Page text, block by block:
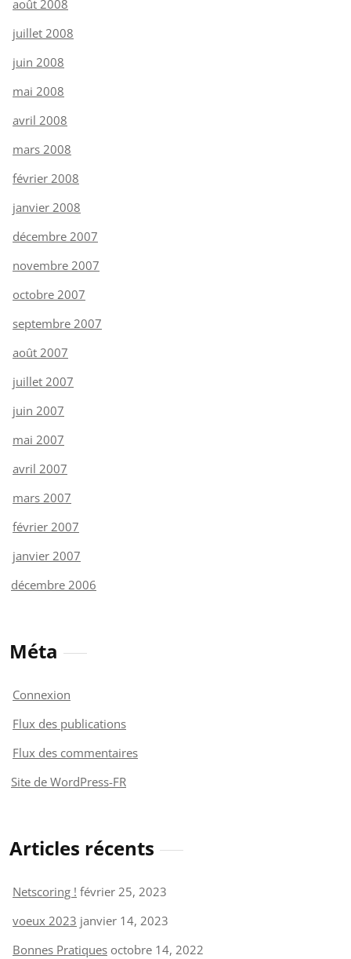
août 2008
juillet 2008
juin 2008
mai 2008
avril 2008
mars 2008
février 2008
janvier 2008
décembre 2007
novembre 2007
octobre 2007
septembre 2007
août 2007
juillet 2007
juin 2007
mai 2007
avril 2007
mars 2007
février 2007
janvier 2007
décembre 2006
Méta
Connexion
Flux des publications
Flux des commentaires
Site de WordPress-FR
Articles récents
Netscoring ! février 25, 2023
voeux 2023 janvier 14, 2023
Bonnes Pratiques octobre 14, 2022